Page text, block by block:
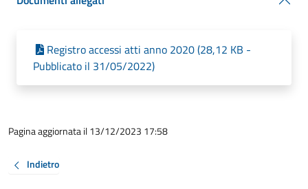
Registro accessi atti anno 2020 (28,12 KB -
Pubblicato il 31/05/2022)
Pagina aggiornata il 13/12/2023 17:58
Indietro